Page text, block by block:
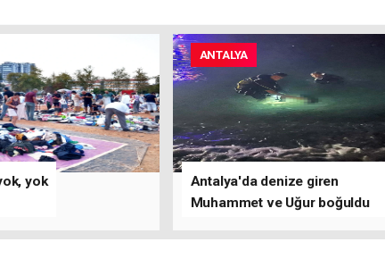
yok
ANTALYA
Antalya'da denize giren
Muhammet ve Uğur boğuldu